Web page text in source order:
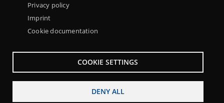
Privacy policy
Imprint
Cookie documentation
COOKIE SETTINGS
DENY ALL